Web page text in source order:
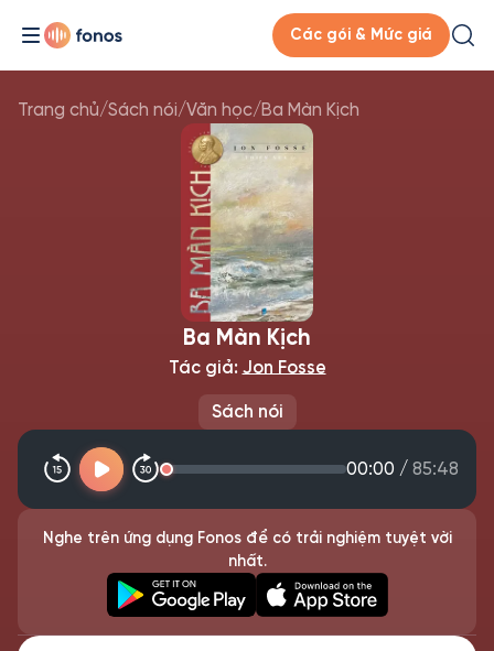
Các gói & Mức giá
Trang chủ/Sách nói/Văn học/Ba Màn Kịch
Sách nói
Ba Màn Kịch
Tác giả: Jon Fosse
00:00 / 85:48
Nghe trên ứng dụng Fonos để có trải nghiệm tuyệt vời
nhất.